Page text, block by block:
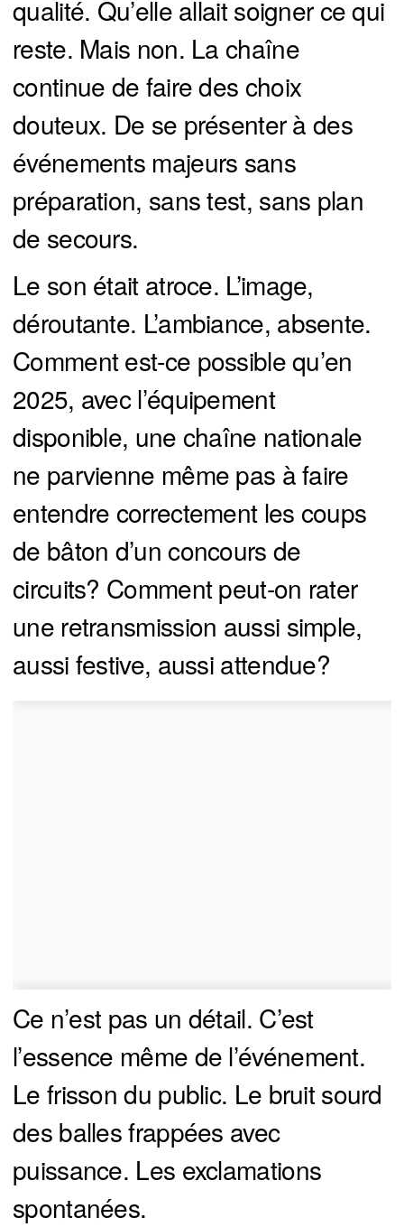
qualité. Qu’elle allait soigner ce qui
reste. Mais non. La chaîne
continue de faire des choix
douteux. De se présenter à des
événements majeurs sans
préparation, sans test, sans plan
de secours.
Le son était atroce. L’image,
déroutante. L’ambiance, absente.
Comment est-ce possible qu’en
2025, avec l’équipement
disponible, une chaîne nationale
ne parvienne même pas à faire
entendre correctement les coups
de bâton d’un concours de
circuits? Comment peut-on rater
une retransmission aussi simple,
aussi festive, aussi attendue?
Ce n’est pas un détail. C’est
l’essence même de l’événement.
Le frisson du public. Le bruit sourd
des balles frappées avec
puissance. Les exclamations
spontanées.